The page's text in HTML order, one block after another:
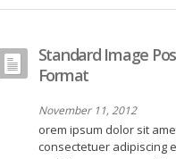
Standard Image
Format
November 11, 2012
orem ipsum dolor sit
consectetuer adipiscing